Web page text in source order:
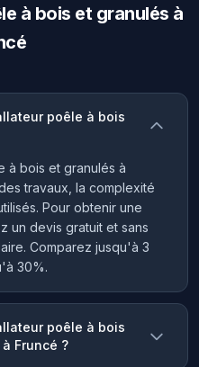
à bois et granulés à
poêle à bois
à bois et granulés à
travaux, la complexité
Pour obtenir une
un devis gratuit et sans
Comparez jusqu'à 3
30%.
poêle à bois
Fruncé ?